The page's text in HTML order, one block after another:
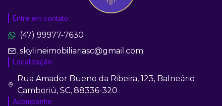
Entre em contato
(47) 99977-7630
skylineimobiliariasc@gmail.com
Localização
Rua Amador Bueno da Ribeira, 123, Balneário
Camboriú, SC, 88336-320
Acompanhe